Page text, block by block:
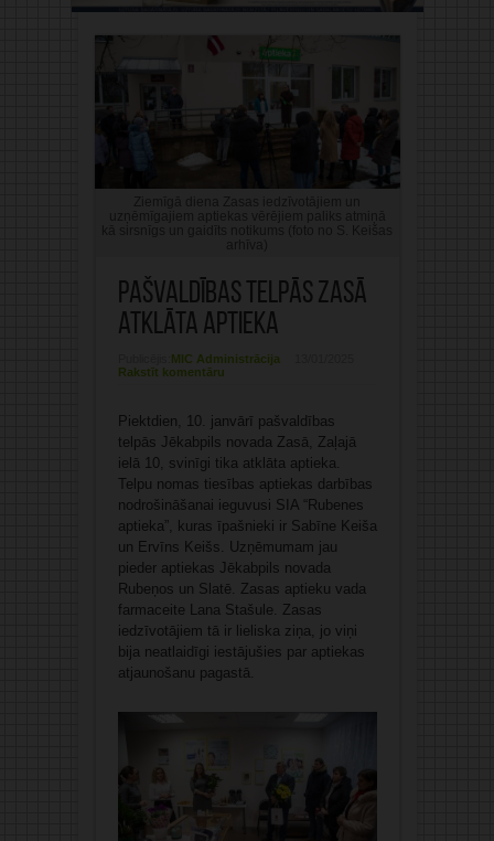
Pašvaldības telpās Zasā
atklāta aptieka
MIC Administrācija
Rakstīt komentāru
Piektdien, 10. janvārī pašvaldības
telpās Jēkabpils novada Zasā, Zaļajā
ielā 10, svinīgi tika atklāta aptieka.
Telpu nomas tiesības aptiekas darbības
nodrošināšanai ieguvusi SIA “Rubenes
aptieka”, kuras īpašnieki ir Sabīne Keiša
un Ervīns Keišs. Uzņēmumam jau
pieder aptiekas Jēkabpils novada
Rubeņos un Slatē. Zasas aptieku vada
farmaceite Lana Stašule. Zasas
iedzīvotājiem tā ir lieliska ziņa, jo viņi
bija neatlaidīgi iestājušies par aptiekas
atjaunošanu pagastā.